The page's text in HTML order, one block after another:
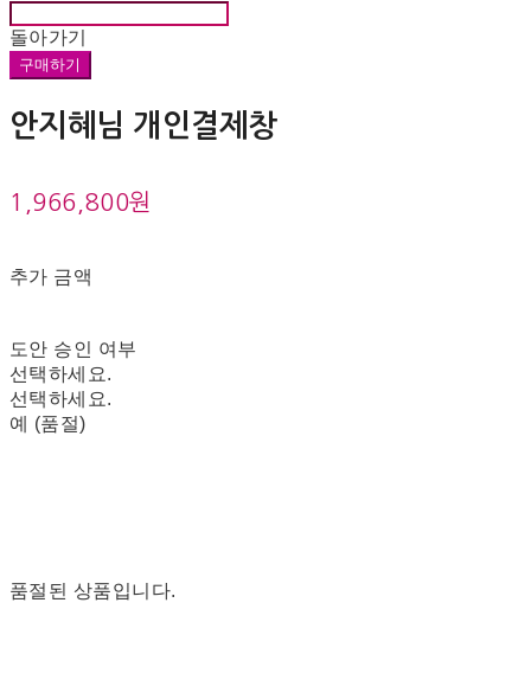
돌아가기
구매하기
안지혜님 개인결제창
1,966,800원
추가 금액
도안 승인 여부
선택하세요.
선택하세요.
예 (품절)
품절된 상품입니다.